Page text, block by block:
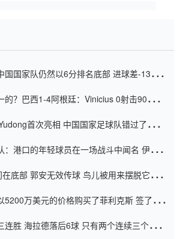
国家队仍然以6分排名底部 进球差-13令人
？巴西1-4阿根廷：Vinicius 0射击90分钟
首次亮相 中国国家足球队错过了世界
港口的年轻球员在一场战斗中闻名 伊万放
底部 郭安无效传球 鸟儿被用来摆脱它
5200万美元的价格购买了菲利克斯 签了7年
胜 海拉德落后6球 只有两个连续三个连续